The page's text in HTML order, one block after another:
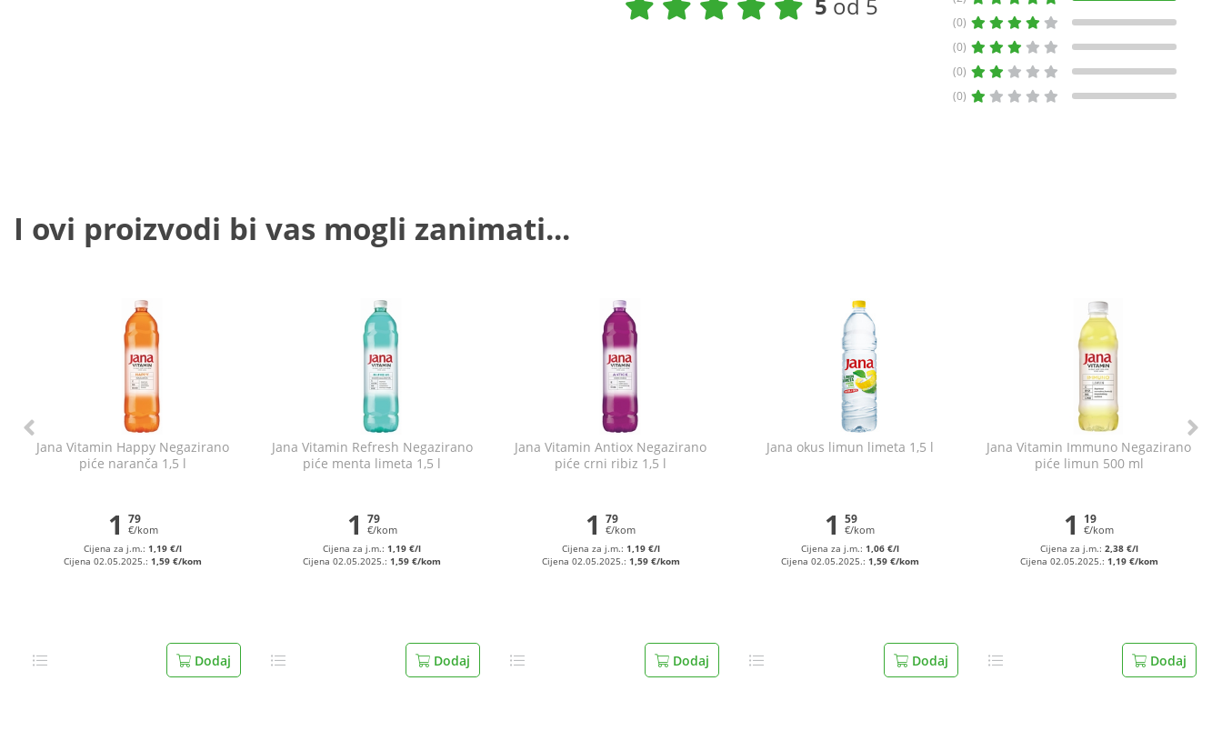
(0)
(0)
(0)
(0)
I ovi proizvodi bi vas mogli zanimati...
Jana Vitamin Happy Negazirano
piće naranča 1,5 l
1 79
€/kom
Cijena za j.m.:1,19 €/l
Cijena 02.05.2025.:1,59 €/kom
Dodaj
Jana Vitamin Refresh Negazirano
piće menta limeta 1,5 l
1 79
€/kom
Cijena za j.m.:1,19 €/l
Cijena 02.05.2025.:1,59 €/kom
Dodaj
Jana Vitamin Antiox Negazirano
piće crni ribiz 1,5 l
1 79
€/kom
Cijena za j.m.: 1,19 €/l
Cijena 02.05.2025.: 1,59 €/kom
Dodaj
Jana okus limun limeta 1,5 l
1 59
€/kom
Cijena za j.m.: 1,06 €/l
Cijena 02.05.2025.: 1,59 €/kom
Dodaj
Jana Vitamin Immuno Negazirano
piće limun 500 ml
1 19
€/kom
Cijena za j.m.: 2,38 €/l
Cijena 02.05.2025.: 1,19 €/kom
Dodaj